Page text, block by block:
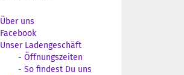
Über uns
Facebook
Unser Ladengeschäft
- Öffnungszeiten
- So findest Du uns